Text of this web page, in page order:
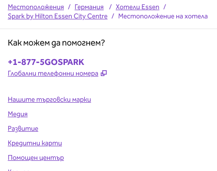
Местоположения / Германия / Хотели Essen /
Spark by Hilton Essen City Centre / Местоположение на хотела
Как можем да помогнем?
Телефон:
+1-877-5GOSPARK
Глобални телефонни номера ,
Нашите търговски марки
Медия
Развитие
Кредитни карти
Помощен център